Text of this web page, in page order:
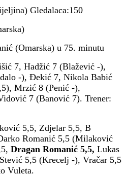
Gledalaca:150
(Omarska) u 75. minutu
7, Hadžić 7 (Blažević -),
-), Đekić 7, Nikola Babić
Mrzić 8 (Penić -),
7 (Banović 7). Trener:
5,5, Zdjelar 5,5, B
Romanić 5,5 (Milaković
Dragan Romanić 5,5, Lukas
5,5 (Krecelj -), Vračar 5,5
Vuleta.